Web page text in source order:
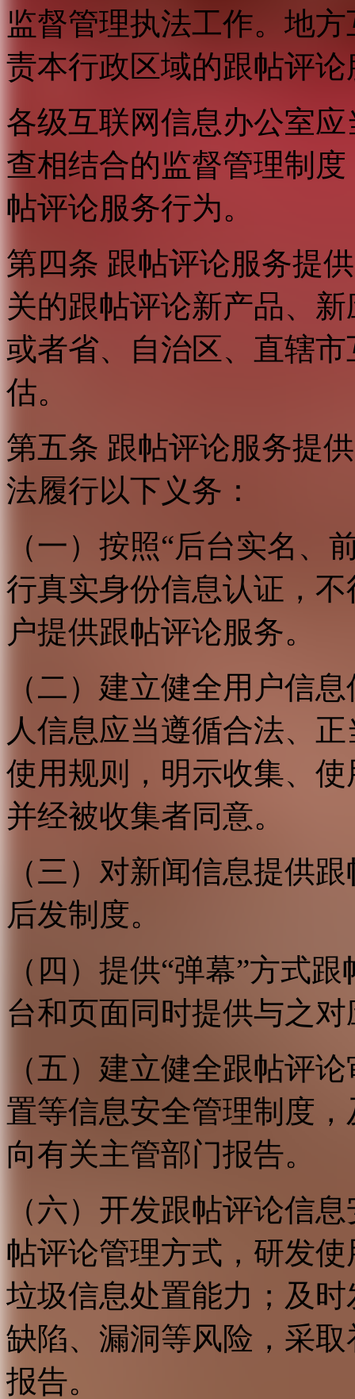
监督管理执法工作。地
责本行政区域的跟帖评
各级互联网信息办公室
查相结合的监督管理制
帖评论服务行为。
第四条 跟帖评论服务提
关的跟帖评论新产品、
或者省、自治区、直辖
估。
第五条 跟帖评论服务提
法履行以下义务：
（一）按照“后台实名、
行真实身份信息认证，
户提供跟帖评论服务。
（二）建立健全用户信
人信息应当遵循合法、
使用规则，明示收集、
并经被收集者同意。
（三）对新闻信息提供
后发制度。
（四）提供“弹幕”方式
台和页面同时提供与之
（五）建立健全跟帖评
置等信息安全管理制度
向有关主管部门报告。
（六）开发跟帖评论信
帖评论管理方式，研发
垃圾信息处置能力；及
缺陷、漏洞等风险，采
报告。